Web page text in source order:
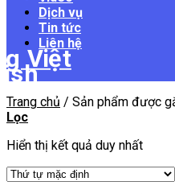
Dịch vụ
Tin tức
Liên hệ
Trang chủ / Sản phẩm được
Lọc
Hiển thị kết quả duy nhất